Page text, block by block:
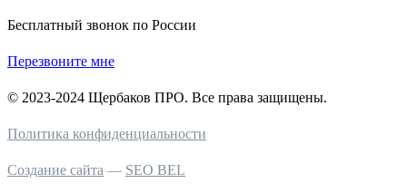
Бесплатный звонок по России
Перезвоните мне
© 2023-2024 Щербаков ПРО. Все права защищены.
Политика конфиденциальности
Создание сайта — SEO BEL